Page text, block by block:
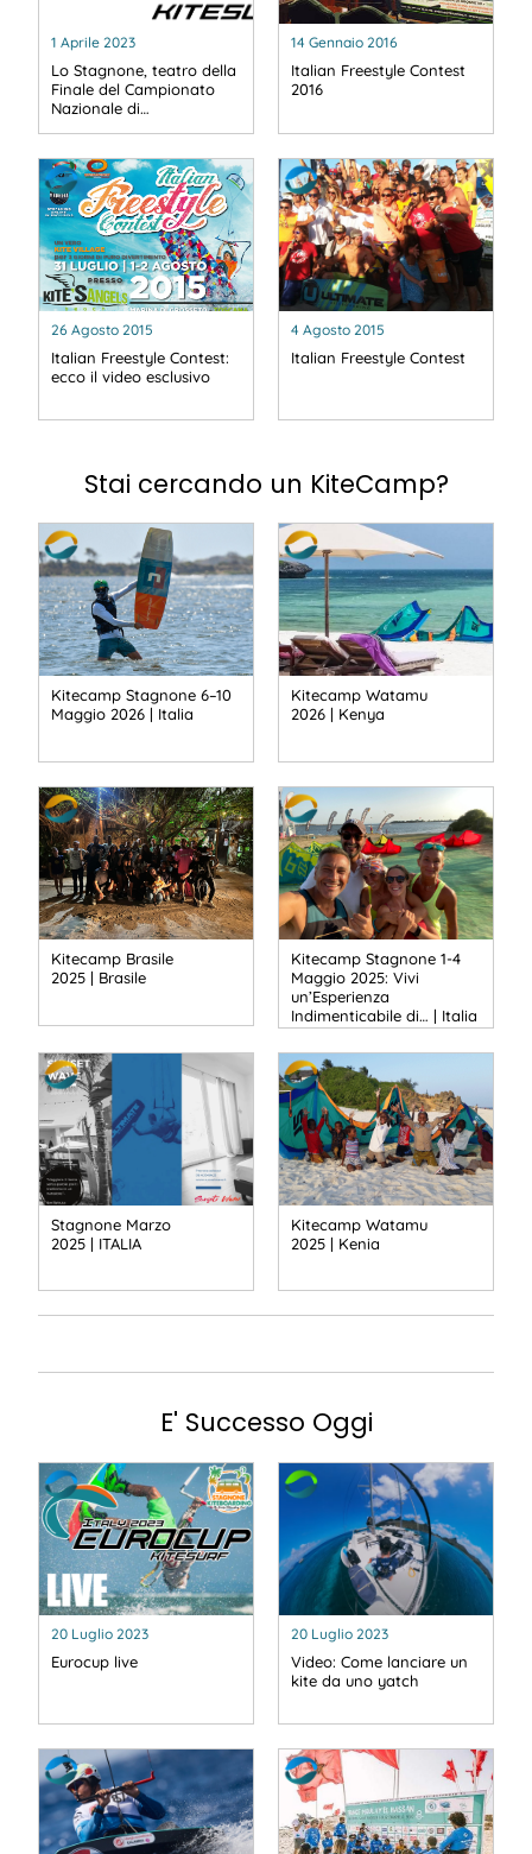
1 Aprile 2023
Lo Stagnone, teatro della
Finale del Campionato
Nazionale di…
14 Gennaio 2016
Italian Freestyle Contest
2016
26 Agosto 2015
Italian Freestyle Contest:
ecco il video esclusivo
4 Agosto 2015
Italian Freestyle Contest
Stai cercando un KiteCamp?
Kitecamp Stagnone 6–10
Maggio 2026 | Italia
Kitecamp Watamu
2026 | Kenya
Kitecamp Brasile
2025 | Brasile
Kitecamp Stagnone 1-4
Maggio 2025: Vivi
un’Esperienza
Indimenticabile di… | Italia
Stagnone Marzo
2025 | ITALIA
Kitecamp Watamu
2025 | Kenia
E' Successo Oggi
20 Luglio 2023
Eurocup live
20 Luglio 2023
Video: Come lanciare un
kite da uno yatch